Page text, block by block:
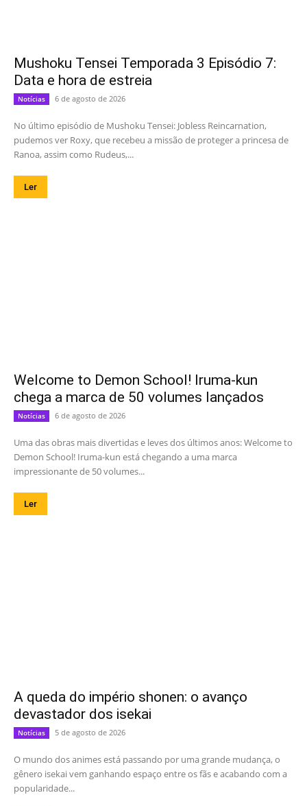
Mushoku Tensei Temporada 3 Episódio 7:
Data e hora de estreia
Notícias 6 de agosto de 2026
No último episódio de Mushoku Tensei: Jobless Reincarnation,
pudemos ver Roxy, que recebeu a missão de proteger a princesa de
Ranoa, assim como Rudeus,...
Ler
Welcome to Demon School! Iruma-kun
chega a marca de 50 volumes lançados
Notícias 6 de agosto de 2026
Uma das obras mais divertidas e leves dos últimos anos: Welcome to
Demon School! Iruma-kun está chegando a uma marca
impressionante de 50 volumes...
Ler
A queda do império shonen: o avanço
devastador dos isekai
Notícias 5 de agosto de 2026
O mundo dos animes está passando por uma grande mudança, o
gênero isekai vem ganhando espaço entre os fãs e acabando com a
popularidade...